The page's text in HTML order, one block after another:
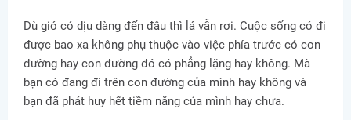
Dù gió có dịu dàng đến đâu thì lá vẫn rơi. Cuộc sống có đi
được bao xa không phụ thuộc vào việc phía trước có con
đường hay con đường đó có phẳng lặng hay không. Mà
bạn có đang đi trên con đường của mình hay không và
bạn đã phát huy hết tiềm năng của mình hay chưa.